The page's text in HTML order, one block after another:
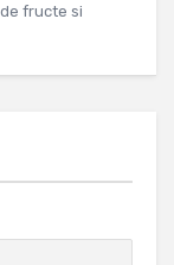
fructe si